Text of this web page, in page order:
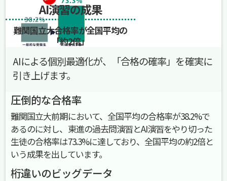
AI演習の成果
難関国立大合格率が全国平均の
「約2倍」
AIによる個別最適化が、「合格の確率」を確実に
引き上げます。
圧倒的な合格率
難関国立大前期において、全国平均の合格率が38.2%で
あるのに対し、東進の過去問演習とAI演習をやり切った
生徒の合格率は73.3%に達しており、全国平均の約2倍と
いう成果を出しています。
桁違いのビッグデータ